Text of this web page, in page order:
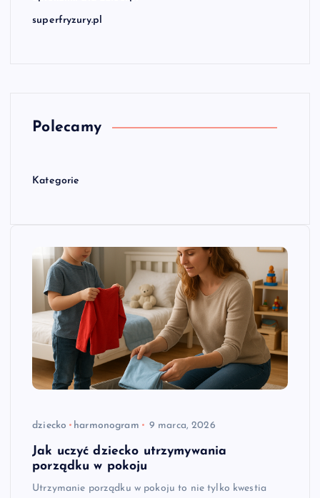
superfryzury.pl
Polecamy
Kategorie
dziecko harmonogram 9 marca, 2026
Jak uczyć dziecko utrzymywania
porządku w pokoju
Utrzymanie porządku w pokoju to nie tylko kwestia